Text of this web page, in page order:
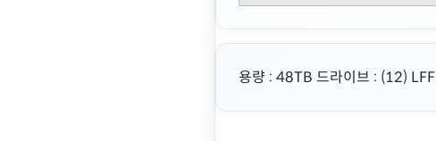
용량 : 48TB 드라이브 : (12)